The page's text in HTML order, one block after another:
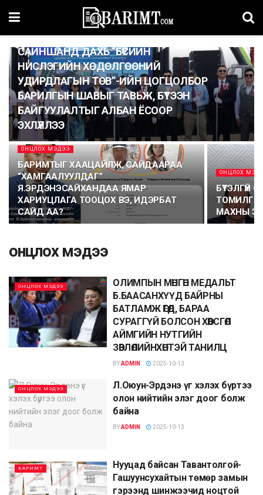
ИНҮТ
САЙНШАНД ДАХЬ “БҮСИЙН
НИСЛЭГИЙН ХӨДӨЛГӨӨНИЙ
УДИРДЛАГЫН ТӨВ”-ИЙН ЦОГЦОЛБОР
БАРИЛГЫН ШАВЫГ ТАВЬЖ, БҮТЭЭН
БАЙГУУЛАЛТЫГ АЛБАН ЁСООР
ЭХЛҮҮЛЛЭЭ
ОНЦЛОХ МЭДЭЭ
БАРИМТЫГ ХААЦАЙЛЖ, САЙДААРАА
“ХАМГААЛУУЛДАГ”
Я.ЭРДЭНЭСАЙХАНДАА ЯМАР
ХАРИУЦЛАГА ТООЦОХ ВЭ, ИДЭРБАТ
САЙД АА?
ОНЦЛОХ
БҮТЭЛГҮЙ
МАХНЫ
онцлох мэдээ
ОНЦЛОХ МЭДЭЭ
ОЛИМПЫН МӨНГӨН МЕДАЛЬТ
Б.БААСАНХҮҮД БАЙРНЫ
БАТЛАМЖ ӨГӨӨД, БАРАА
СУРАГГҮЙ БОЛСОН ХӨВСГӨЛ
АЙМГИЙН НУТГИЙН
ЗӨВЛӨЛИЙНХӨНТЭЙ ТАНИЛЦ
BYADMIN 2025-10-13
ОНЦЛОХ МЭДЭЭ
Л.Оюун-Эрдэнэ үг хэлэх бүртээ
олон нийтийн элэг доог болж
байна
BYADMIN 2025-10-13
БАРИМТ
Нууцад байсан Тавантолгой-
Гашуунсухайтын төмөр замын
гэрээнд шинжээчид ноцтой